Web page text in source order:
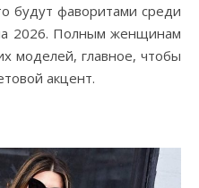
будут фаворитами среди
2026. Полным женщинам
моделей, главное, чтобы
акцент.